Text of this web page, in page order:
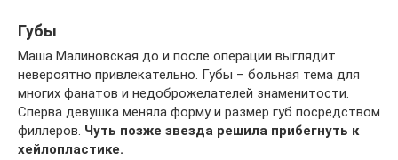
Губы
Маша Малиновская до и после операции выглядит
невероятно привлекательно. Губы – больная тема для
многих фанатов и недоброжелателей знаменитости.
Сперва девушка меняла форму и размер губ посредством
филлеров. Чуть позже звезда решила прибегнуть к
хейлопластике.